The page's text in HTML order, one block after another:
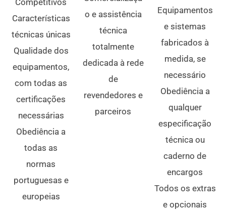
Características
técnicas únicas
Qualidade dos
equipamentos,
com todas as
certificações
necessárias
Obediência a
todas as
normas
portuguesas e
europeias
o e assistência
técnica
totalmente
dedicada à rede
de
revendedores e
parceiros
Equipamentos
e sistemas
fabricados à
medida, se
necessário
Obediência a
qualquer
especificação
técnica ou
caderno de
encargos
Todos os extras
e opcionais